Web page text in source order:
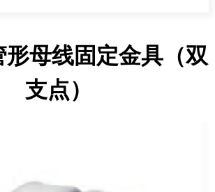
形母线固定金具（双
支点）